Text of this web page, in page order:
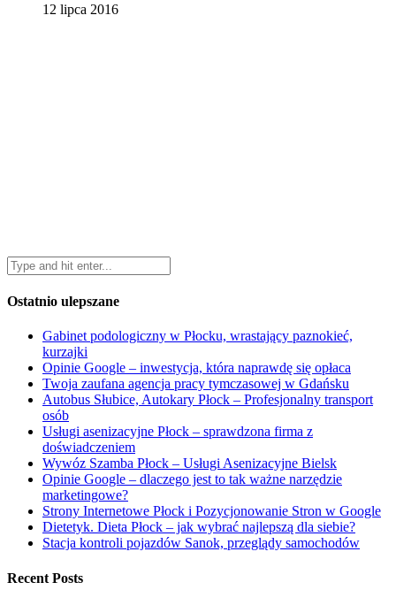
12 lipca 2016
Ostatnio ulepszane
Gabinet podologiczny w Płocku, wrastający paznokieć,
kurzajki
Opinie Google – inwestycja, która naprawdę się opłaca
Twoja zaufana agencja pracy tymczasowej w Gdańsku
Autobus Słubice, Autokary Płock – Profesjonalny transport
osób
Usługi asenizacyjne Płock – sprawdzona firma z
doświadczeniem
Wywóz Szamba Płock – Usługi Asenizacyjne Bielsk
Opinie Google – dlaczego jest to tak ważne narzędzie
marketingowe?
Strony Internetowe Płock i Pozycjonowanie Stron w Google
Dietetyk. Dieta Płock – jak wybrać najlepszą dla siebie?
Stacja kontroli pojazdów Sanok, przeglądy samochodów
Recent Posts